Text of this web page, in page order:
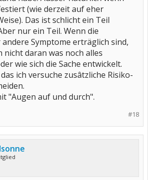
(wie derzeit auf eher
Das ist schlicht ein Teil
nur ein Teil. Wenn die
andere Symptome erträglich sind,
nicht daran was noch alles
wie sich die Sache entwickelt.
ich versuche zusâtzliche Risiko-
"Augen auf und durch".
#18